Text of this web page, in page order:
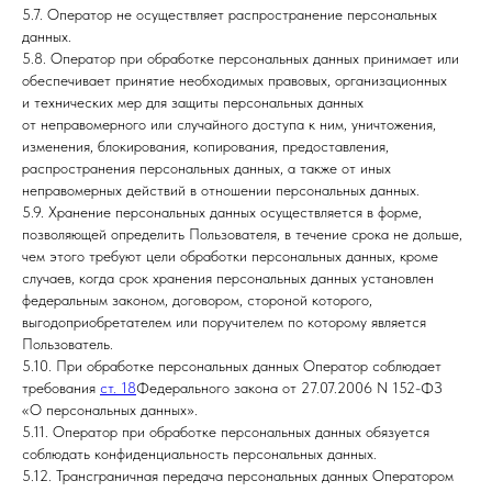
5.7. Оператор не осуществляет распространение персональных
данных.
5.8. Оператор при обработке персональных данных принимает или
обеспечивает принятие необходимых правовых, организационных
и технических мер для защиты персональных данных
от неправомерного или случайного доступа к ним, уничтожения,
изменения, блокирования, копирования, предоставления,
распространения персональных данных, а также от иных
неправомерных действий в отношении персональных данных.
5.9. Хранение персональных данных осуществляется в форме,
позволяющей определить Пользователя, в течение срока не дольше,
чем этого требуют цели обработки персональных данных, кроме
случаев, когда срок хранения персональных данных установлен
федеральным законом, договором, стороной которого,
выгодоприобретателем или поручителем по которому является
Пользователь.
5.10. При обработке персональных данных Оператор соблюдает
требования ст. 18Федерального закона от 27.07.2006 N 152-ФЗ
«О персональных данных».
5.11. Оператор при обработке персональных данных обязуется
соблюдать конфиденциальность персональных данных.
5.12. Трансграничная передача персональных данных Оператором